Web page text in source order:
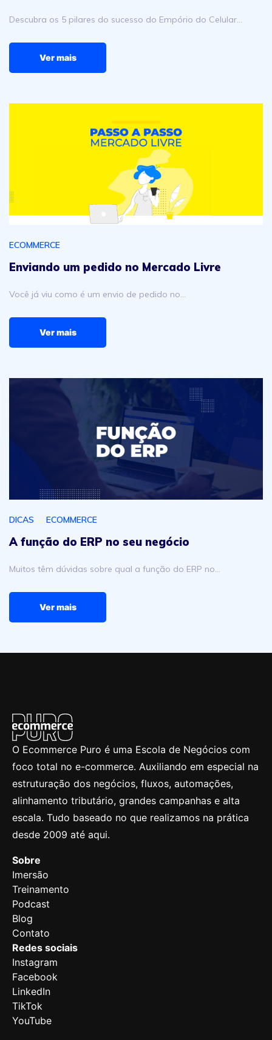
Descubra os 5 pilares do sucesso do Empório do Celular…
Ver mais
ECOMMERCE
Enviando um pedido no Mercado Livre
Você já viu como é um envio de pedido no…
Ver mais
A função do ERP no seu negócio
DICAS ECOMMERCE
A função do ERP no seu negócio
Muitos têm dúvidas sobre qual a função do ERP no…
Ver mais
O Ecommerce Puro é uma Escola de Negócios com
foco total no e-commerce. Auxiliando em especial na
estruturação dos negócios, fluxos, automações,
alinhamento tributário, grandes campanhas e alta
escala. Tudo baseado no que realizamos na prática
desde 2009 até aqui.
Sobre
Imersão
Treinamento
Podcast
Blog
Contato
Redes sociais
Instagram
Facebook
LinkedIn
TikTok
YouTube